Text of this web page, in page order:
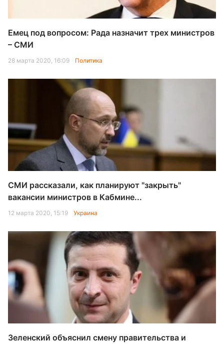
Емец под вопросом: Рада назначит трех министров
– СМИ
28 марта 2020, 16:09 Политика
СМИ рассказали, как планируют "закрыть"
вакансии министров в Кабмине...
12 марта 2020, 15:19 Украина
Зеленский объяснил смену правительства и